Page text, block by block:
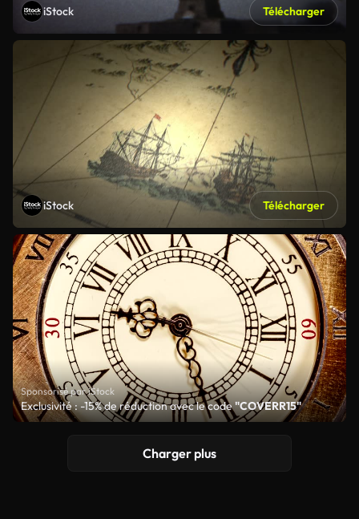
iStock Télécharger
iStock Télécharger
Sponsorisé par iStock
Exclusivité : -15% de réduction avec le code"COVERR15"
Charger plus